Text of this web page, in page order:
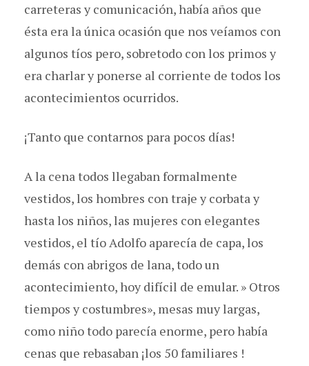
carreteras y comunicación, había años que
ésta era la única ocasión que nos veíamos con
algunos tíos pero, sobretodo con los primos y
era charlar y ponerse al corriente de todos los
acontecimientos ocurridos.
¡Tanto que contarnos para pocos días!
A la cena todos llegaban formalmente
vestidos, los hombres con traje y corbata y
hasta los niños, las mujeres con elegantes
vestidos, el tío Adolfo aparecía de capa, los
demás con abrigos de lana, todo un
acontecimiento, hoy difícil de emular. » Otros
tiempos y costumbres», mesas muy largas,
como niño todo parecía enorme, pero había
cenas que rebasaban ¡los 50 familiares !